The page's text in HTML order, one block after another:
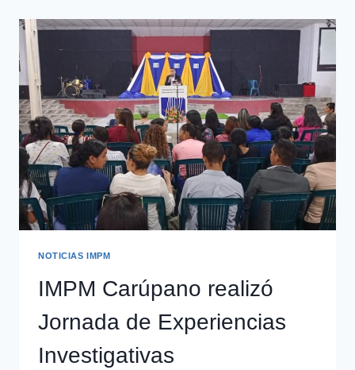
NOTICIAS IMPM
IMPM Carúpano realizó
Jornada de Experiencias
Investigativas